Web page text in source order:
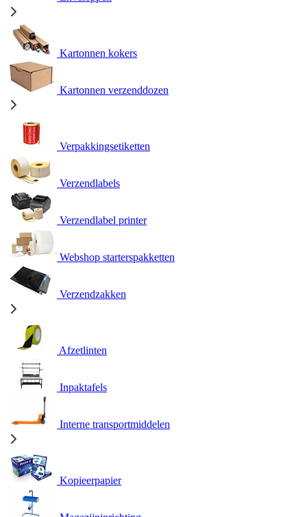
Kartonnen kokers
Kartonnen verzenddozen
Verpakkingsetiketten
Verzendlabels
Verzendlabel printer
Webshop starterspakketten
Verzendzakken
Afzetlinten
Inpaktafels
Interne transportmiddelen
Kopieerpapier